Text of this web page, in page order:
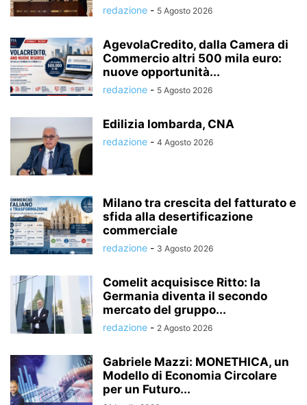
redazione - 5 Agosto 2026
AgevolaCredito, dalla Camera di
Commercio altri 500 mila euro:
nuove opportunità...
redazione - 5 Agosto 2026
Edilizia lombarda, CNA
redazione - 4 Agosto 2026
Milano tra crescita del fatturato e
sfida alla desertificazione
commerciale
redazione - 3 Agosto 2026
Comelit acquisisce Ritto: la
Germania diventa il secondo
mercato del gruppo...
redazione - 2 Agosto 2026
Gabriele Mazzi: MONETHICA, un
Modello di Economia Circolare
per un Futuro...